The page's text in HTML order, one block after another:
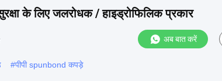
के लिए जलरोधक / हाइड्रोफिलिक प्रकार
अब बात करें
#पीपी spunbond कपड़े